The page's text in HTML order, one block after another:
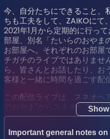
今、自分たちにできること、
ちも工夫をして、ZAIKOにて
2021年1月から定期的に行っ
部屋、別名「たいらのおやま
お部屋へ。それぞれのお部屋
チガチのライブではありませ
ら、皆さんとお話したり、お
客様と一緒に時間を過ごす配
この配信ライブは、スネオヘ
のおやま"からスネオヘアー
つながっていたい、こんな山
元でお部屋のドアをノックす
ていますかー？音、届いてい
Important general notes